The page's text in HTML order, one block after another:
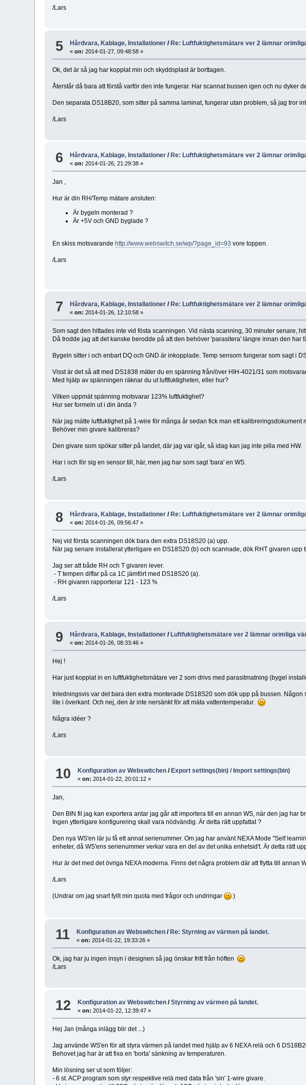
/Lars
5 Hårdvara, Kablage, Installationer / Re: Luftfuktighetsmätare ver 2 lämnar
«on: 2014-01-27, 09:48:58 »
Ok, det är så jag har kopplat min och skyddsplast är borttagen.
Återstår då bara att förstå varför den inte fungerar. Har scannat bussen igen och nu dyker
Den separata DS18B20, som sitter på samma laminat, fungerar utan problem, så jag tror
/Lars
6 Hårdvara, Kablage, Installationer /Re: Luftfuktighetsmätare ver 2 lämnar
«on: 2014-01-26, 21:29:38 »
Jan ,
Hur är din RH/Temp mätare ansluten:
Är bygeln monterad ?
Är +5V och GND byglade ?
En skiss motsvarande http://www.webswitch.se/wp/?page_id=93 vore toppen.
/Lars
7 Hårdvara, Kablage, Installationer / Re: Luftfuktighetsmätare ver 2 lämnar
«on: 2014-01-26, 12:10:58 »
Som sagt den hittades inte vid fösta scanningen. Vid nästa scanning, 30 minuter senare,
Då trodde jag att det kanske berodde på att den behöver 'parasitera' längre innan den har
Bygeln sitter i och enbart DQ och GND är inkopplade. Temp sensorn fungerar som sagt i
Visst är det så att med DS1838 mäter du en spänning från/över HIH-4021/31 som
Med hjälp av spänningen räknar du ut luftfuktigheten, eller hur?
Vilken uppmät spänning motsvarar 123% luftfuktighet?
Hur ser formeln ut i din ända ?
När jag mätte luftfuktighet på 1-wire för många år sedan fick man ett kalibreringsdokument
Behöver min givare kalibreras?
Den givare som spökar sitter på landet, där jag var igår, så idag kan jag inte pilla med HW.
Har i och för sig en sensor till, här, men jag har som sagt 'bara' en WS.
/Lars
8 Hårdvara, Kablage, Installationer / Re: Luftfuktighetsmätare ver 2 lämnar
«on: 2014-01-26, 09:56:47 »
Nej vid första scanningen dök bara den extra DS18S20 (a) upp.
När jag senare installerat ytterligare en DS18S20 (b) och scannade, dök RHT givaren upp
Jag ser att både RH och T givaren lever.
- T tempen diffar på ca 1C jämfört med DS18S20 (a).
- RH givaren rapporterar 121 - 123 %
/Lars
9 Hårdvara, Kablage, Installationer /Luftfuktighetsmätare ver 2 lämnar orimliga
«on: 2014-01-26, 08:33:46 »
Hej !
Har just kopplat in en luftfuktighetsmätare ver 2 som drivs med parasitmatning (bygel
Inledningsvis var det bara den extra monterade DS18S20 som dök upp på bussen.
lite i överkant. Och nej, den är inte nersänkt för att mäta vattentemperatur.
Några idéer ?
/Lars
10 Konfiguration av Webswitchen / Export settings(bin) / Import settings(bin)
«on: 2014-01-22, 20:01:12 »
Jan,
Den BIN fil jag kan exportera antar jag går att importera till en annan WS, när den jag har
Ingen ytterligare konfigurering skall vara nödvändig. Är detta rätt uppfattat ?
Den nya WS'en lär ju få ett annat serienummer. Om jag har använt NEXA Mode "Self
enheter, då WS'ens serienummer verkar vara en del av det unika enhetsid't. Är detta rätt
Hur är det med det övriga NEXA moderna. Finns det några problem där att flytta till annan
/Lars
(Undrar om jag snart fyllt min quota med frågor och undringar )
11 Konfiguration av Webswitchen /Re: Styrning av värmen på landet.
«on: 2014-01-22, 19:33:26 »
Ok, jag har ju ingen insyn i designen så jag önskar fritt från höften
/Lars
12 Konfiguration av Webswitchen /Styrning av värmen på landet.
«on: 2014-01-22, 12:39:47 »
Hej Jan (många inlägg blir det ...)
Jag använde WS'en för att styra värmen på landet med hjälp av 6 NEXA relä och 6
Behovet jag har är att fixa en 'borta' sänkning av temperaturen.
Min lösning ser ut som följer:
- 6 st. ACP program som styr respektive relä med data från 'sin' 1-wire givare.